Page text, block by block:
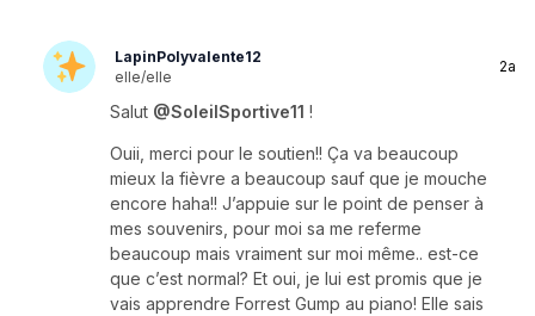
LapinPolyvalente12
elle/elle
2a
Salut @SoleilSportive11 !
Ouii, merci pour le soutien!! Ça va beaucoup
mieux la fièvre a beaucoup sauf que je mouche
encore haha!! J’appuie sur le point de penser à
mes souvenirs, pour moi sa me referme
beaucoup mais vraiment sur moi même.. est-ce
que c’est normal? Et oui, je lui est promis que je
vais apprendre Forrest Gump au piano! Elle sais